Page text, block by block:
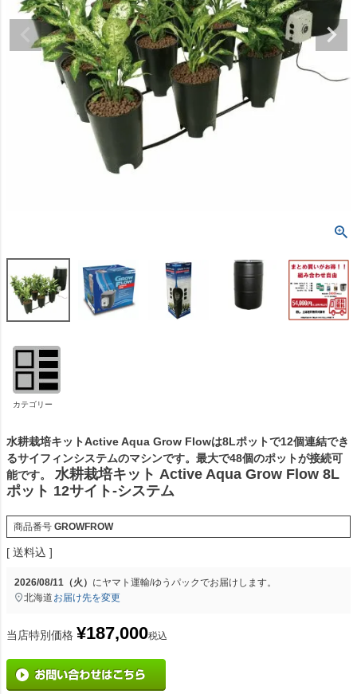
カテゴリー
水耕栽培キットActive Aqua Grow Flowは8Lポットで12個連結でき
るサイフィンシステムのマシンです。最大で48個のポットが接続可
能です。
水耕栽培キット Active Aqua Grow Flow 8L
ポット 12サイト-システム
商品番号 GROWFROW
送料込
2026/08/11（火） にヤマト運輸/ゆうパックでお届けします。
北海道 お届け先を変更
当店特別価格 ¥187,000税込